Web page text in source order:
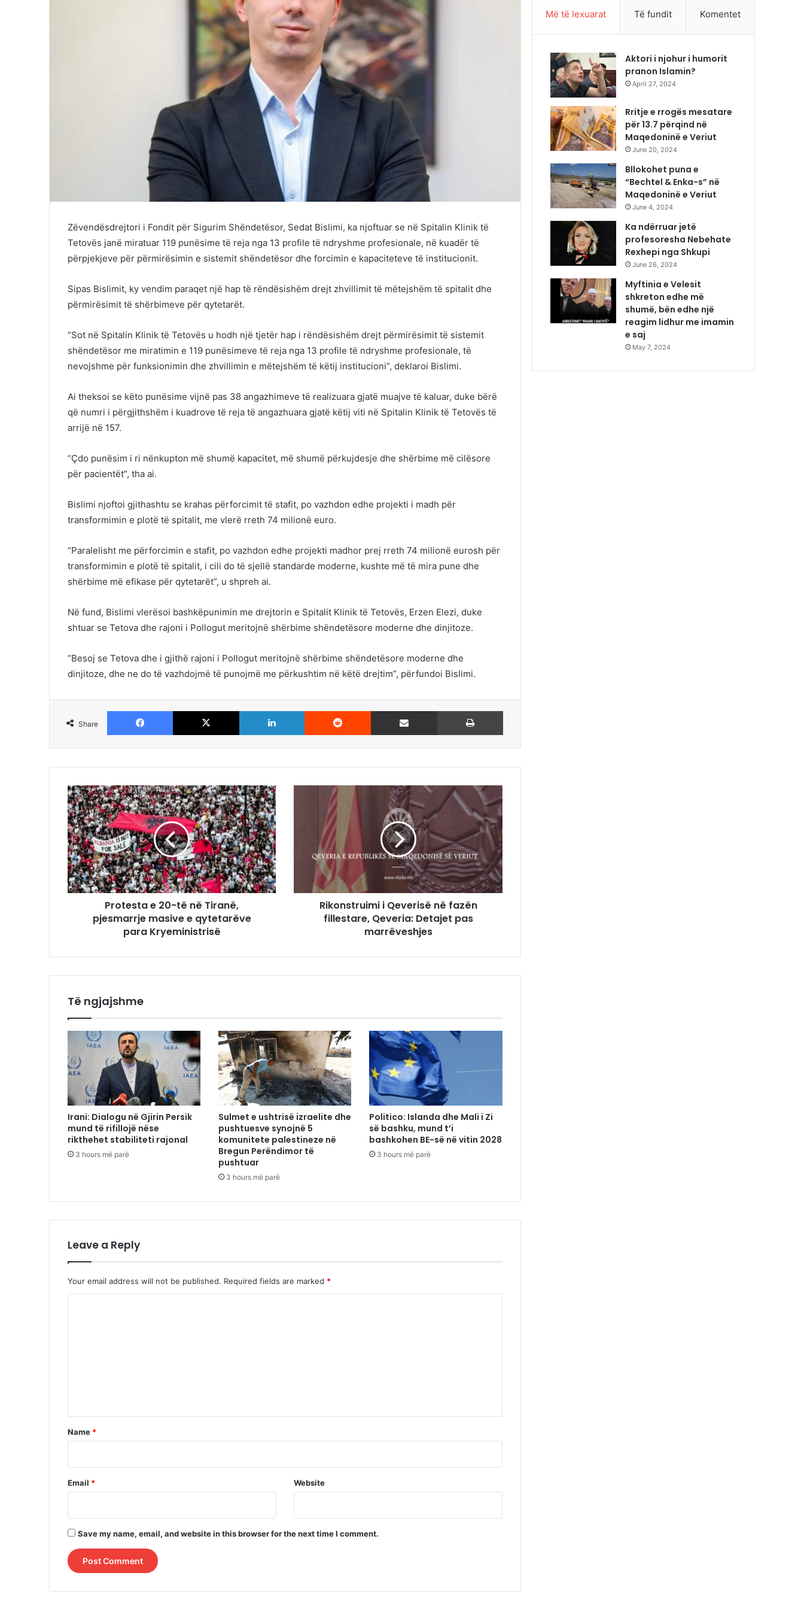
Zëvendësdrejtori i Fondit për Sigurim Shëndetësor, Sedat Bislimi, ka njoftuar se në Spitalin Klinik të
Tetovës janë miratuar 119 punësime të reja nga 13 profile të ndryshme profesionale, në kuadër të
përpjekjeve për përmirësimin e sistemit shëndetësor dhe forcimin e kapaciteteve të institucionit.
Sipas Bislimit, ky vendim paraqet një hap të rëndësishëm drejt zhvillimit të mëtejshëm të spitalit dhe
përmirësimit të shërbimeve për qytetarët.
“Sot në Spitalin Klinik të Tetovës u hodh një tjetër hap i rëndësishëm drejt përmirësimit të sistemit
shëndetësor me miratimin e 119 punësimeve të reja nga 13 profile të ndryshme profesionale, të
nevojshme për funksionimin dhe zhvillimin e mëtejshëm të këtij institucioni”, deklaroi Bislimi.
Ai theksoi se këto punësime vijnë pas 38 angazhimeve të realizuara gjatë muajve të kaluar, duke bërë
që numri i përgjithshëm i kuadrove të reja të angazhuara gjatë këtij viti në Spitalin Klinik të Tetovës të
arrijë në 157.
“Çdo punësim i ri nënkupton më shumë kapacitet, më shumë përkujdesje dhe shërbime më cilësore
për pacientët”, tha ai.
Bislimi njoftoi gjithashtu se krahas përforcimit të stafit, po vazhdon edhe projekti i madh për
transformimin e plotë të spitalit, me vlerë rreth 74 milionë euro.
“Paralelisht me përforcimin e stafit, po vazhdon edhe projekti madhor prej rreth 74 milionë eurosh për
transformimin e plotë të spitalit, i cili do të sjellë standarde moderne, kushte më të mira pune dhe
shërbime më efikase për qytetarët”, u shpreh ai.
Në fund, Bislimi vlerësoi bashkëpunimin me drejtorin e Spitalit Klinik të Tetovës, Erzen Elezi, duke
shtuar se Tetova dhe rajoni i Pollogut meritojnë shërbime shëndetësore moderne dhe dinjitoze.
“Besoj se Tetova dhe i gjithë rajoni i Pollogut meritojnë shërbime shëndetësore moderne dhe
dinjitoze, dhe ne do të vazhdojmë të punojmë me përkushtim në këtë drejtim”, përfundoi Bislimi.
Share
Facebook X LinkedIn Reddit Share via Email
Protesta e 20-të në Tiranë,
pjesmarrje masive e qytetarëve
para Kryeministrisë
Rikonstruimi i Qeverisë në fazën
fillestare, Qeveria: Detajet pas
marrëveshjes
Të ngjajshme
Irani: Dialogu në Gjirin Persik
mund të rifillojë nëse
rikthehet stabiliteti rajonal
3 hours më parë
Sulmet e ushtrisë izraelite dhe
pushtuesve synojnë 5
komunitete palestineze në
Bregun Perëndimor të
pushtuar
3 hours më parë
Politico: Islanda dhe Mali i Zi
së bashku, mund t’i
bashkohen BE-së në vitin 2028
3 hours më parë
Leave a Reply
Your email address will not be published. Required fields are marked *
*
Name *
Email * Website
Save my name, email, and website in this browser for the next time I comment.
Më të lexuarat Të fundit Komentet
Aktori i njohur i humorit
pranon Islamin?
April 27, 2024
Rritje e rrogës mesatare
për 13.7 përqind në
Maqedoninë e Veriut
June 20, 2024
Bllokohet puna e
“Bechtel & Enka-s” në
Maqedoninë e Veriut
June 4, 2024
Ka ndërruar jetë
profesoresha Nebehate
Rexhepi nga Shkupi
June 26, 2024
Myftinia e Velesit
shkreton edhe më
shumë, bën edhe një
reagim lidhur me imamin
e saj
May 7, 2024